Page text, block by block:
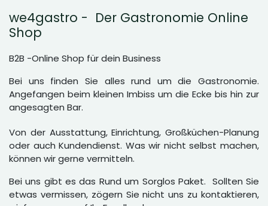
we4gastro - Der Gastronomie Online
Shop
B2B -Online Shop für dein Business
Bei uns finden Sie alles rund um die Gastronomie.
Angefangen beim kleinen Imbiss um die Ecke bis hin zur
angesagten Bar.
Von der Ausstattung, Einrichtung, Großküchen-Planung
oder auch Kundendienst. Was wir nicht selbst machen,
können wir gerne vermitteln.
Bei uns gibt es das Rund um Sorglos Paket. Sollten Sie
etwas vermissen, zögern Sie nicht uns zu kontaktieren,